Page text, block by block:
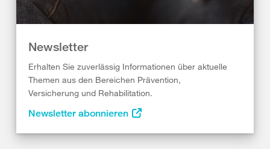
Newsletter
Erhalten Sie zuverlässig Informationen über aktuelle
Themen aus den Bereichen Prävention,
Versicherung und Rehabilitation.
Newsletter abonnieren